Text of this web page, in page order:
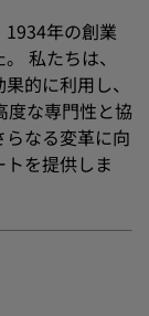
年の創業
私たちは、
的に利用し、
度な専門性と協
なる変革に向
を提供しま